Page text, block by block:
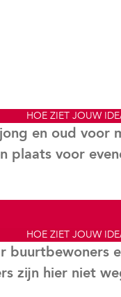
HOE ZIET JOUW
en oud voor
plaats voor
HOE ZIET JOUW
buurtbewoners
zijn hier niet